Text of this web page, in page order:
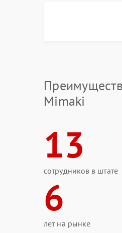
Mimaki
13
сотрудников в штате
6
лет на рынке